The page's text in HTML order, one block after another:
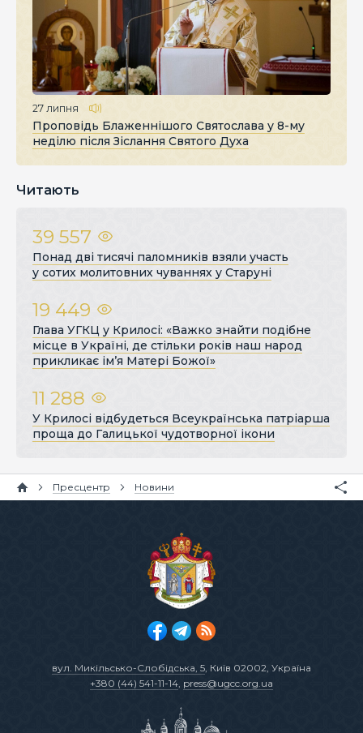
27 липня
Проповідь Блаженнішого Святослава у 8-му
неділю після Зіслання Святого Духа
Читають
39 557
Понад дві тисячі паломників взяли участь
у сотих молитовних чуваннях у Старуні
19 449
Глава УГКЦ у Крилосі: «Важко знайти подібне
місце в Україні, де стільки років наш народ
прикликає ім’я Матері Божої»
11 288
У Крилосі відбудеться Всеукраїнська патріарша
проща до Галицької чудотворної ікони
Пресцентр Новини
вул. Микільсько-Слобідська, 5, Київ 02002, Україна
+380 (44) 541-11-14, press@ugcc.org.ua